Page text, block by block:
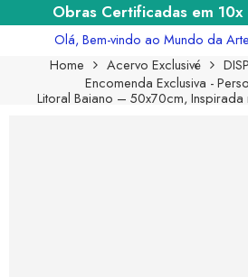
Obras Certificadas em
Olá, Bem-vindo ao Mundo da
Home
Acervo Exclusivé
Encomenda Exclusiva -
Litoral Baiano – 50x70cm, Inspirada